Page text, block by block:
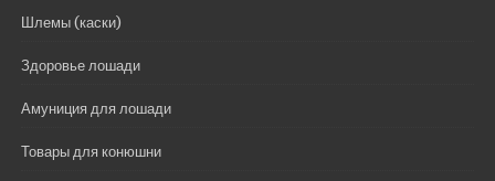
Шлемы (каски)
Здоровье лошади
Амуниция для лошади
Товары для конюшни